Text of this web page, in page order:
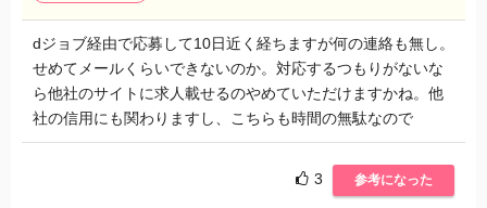
dジョブ経由で応募して10日近く経ちますが何の連絡も無し。
せめてメールくらいできないのか。対応するつもりがないな
ら他社のサイトに求人載せるのやめていただけますかね。他
社の信用にも関わりますし、こちらも時間の無駄なので
3 参考になった